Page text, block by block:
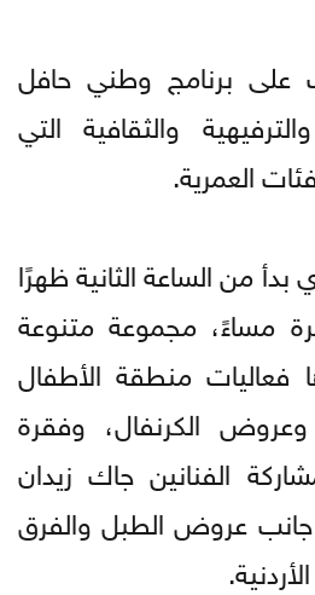
على برنامج وطني حافل
والثقافية التي
العمرية.
من الساعة الثانية ظهرًا
مساءً، مجموعة متنوعة
فعاليات منطقة الأطفال
وعروض الكرنفال، وفقرة
الفنانين جاك زيدان
جانب عروض الطبل والفرق